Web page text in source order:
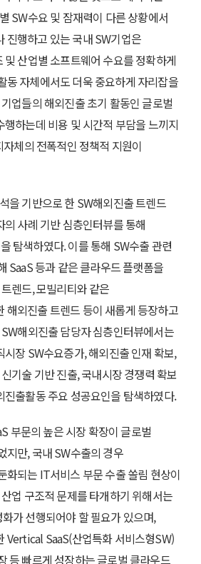
SW수요 및 잠재력이 다른 상황에서
진행하고 있는 국내 SW기업은
및 산업별 소프트웨어 수요를 정확하게
동 자체에서도 더욱 중요하게 자리잡을
업들의 해외진출 초기 활동인 글로벌
하는데 비용 및 시간적 부담을 느끼지
체의 전폭적인 정책적 지원이
을 기반으로 한 SW해외진출 트렌드
사례 기반 심층인터뷰를 통해
탐색하였다. 이를 통해 SW수출 관련
SaaS 등과 같은 클라우드 플랫폼을
렌드, 모빌리티와 같은
해외진출 트렌드 등이 새롭게 등장하고
해외진출 담당자 심층인터뷰에서는
장 SW수요증가, 해외진출 인재 확보,
기술 기반 진출, 국내시장 경쟁력 확보
진출활동 주요 성공요인을 탐색하였다.
부문의 높은 시장 확장이 글로벌
지만, 국내 SW수출의 경우
화되는 IT서비스 부문 수출 쏠림 현상이
업 구조적 문제를 타개하기 위해서는
가 선행되어야 할 필요가 있으며,
Vertical SaaS(산업특화 서비스형SW)
등 빠르게 성장하는 글로벌 클라우드